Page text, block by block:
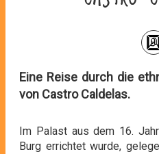
Eine Reise durch die
von Castro Caldelas.
Im Palast aus dem 16.
Burg errichtet wurde,